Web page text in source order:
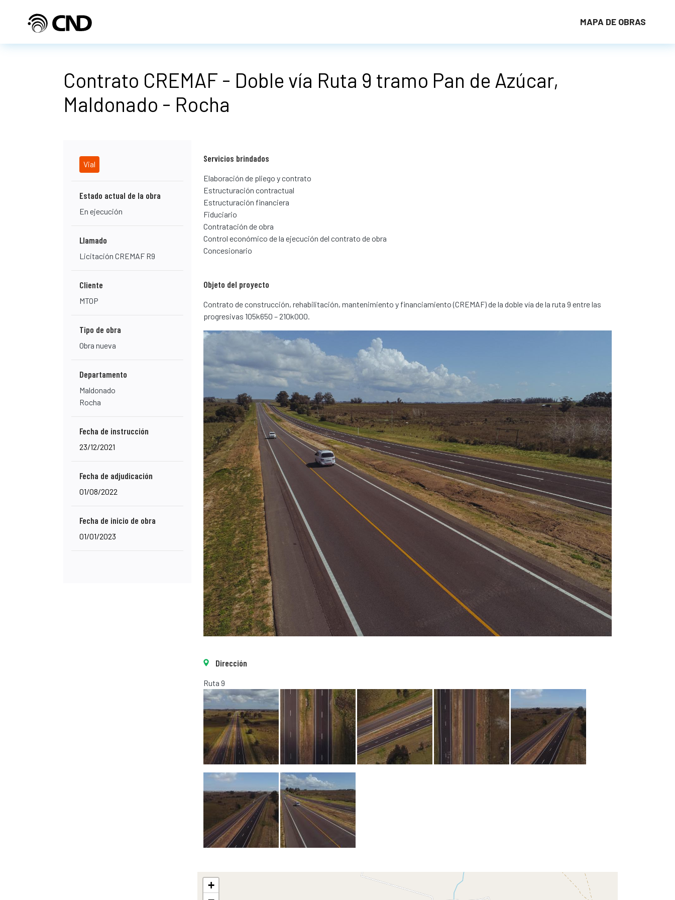
MAPA DE OBRAS
Contrato CREMAF - Doble vía Ruta 9 tramo Pan de Azúcar,
Maldonado - Rocha
Vial
Estado actual de la obra
En ejecución
Llamado
Licitación CREMAF R9
Cliente
MTOP
Tipo de obra
Obra nueva
Departamento
Maldonado
Rocha
Fecha de instrucción
23/12/2021
Fecha de adjudicación
01/08/2022
Fecha de inicio de obra
01/01/2023
Servicios brindados
Elaboración de pliego y contrato
Estructuración contractual
Estructuración financiera
Fiduciario
Contratación de obra
Control económico de la ejecución del contrato de obra
Concesionario
Objeto del proyecto
Contrato de construcción, rehabilitación, mantenimiento y financiamiento (CREMAF) de la doble vía de la ruta 9 entre las
progresivas 105k650 – 210k000.
Dirección
Ruta 9
+